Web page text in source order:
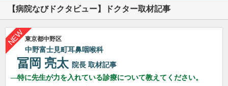
【病院なびドクタビュー】ドクター取材記事
東京都中野区
中野富士見町耳鼻咽喉科
冨岡 亮太 院長 取材記事
特に先生が力を入れている診療について教えてください。